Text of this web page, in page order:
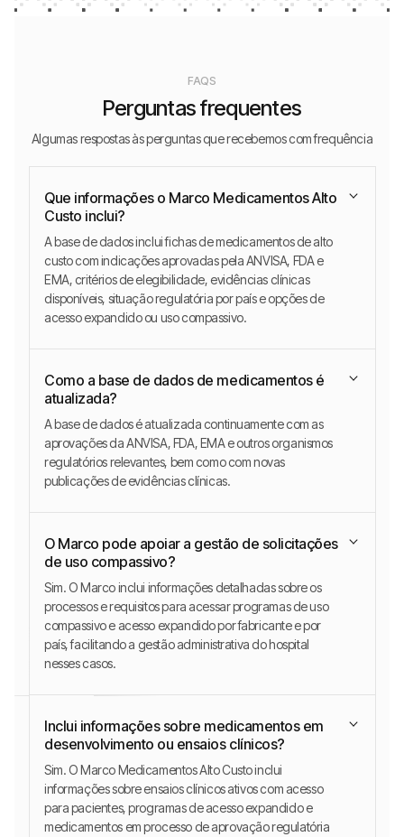
FAQS
Perguntas frequentes
Algumas respostas às perguntas que recebemos com frequência
Que informações o Marco Medicamentos Alto
Custo inclui?
A base de dados inclui fichas de medicamentos de alto
custo com indicações aprovadas pela ANVISA, FDA e
EMA, critérios de elegibilidade, evidências clínicas
disponíveis, situação regulatória por país e opções de
acesso expandido ou uso compassivo.
Como a base de dados de medicamentos é
atualizada?
A base de dados é atualizada continuamente com as
aprovações da ANVISA, FDA, EMA e outros organismos
regulatórios relevantes, bem como com novas
publicações de evidências clínicas.
O Marco pode apoiar a gestão de solicitações
de uso compassivo?
Sim. O Marco inclui informações detalhadas sobre os
processos e requisitos para acessar programas de uso
compassivo e acesso expandido por fabricante e por
país, facilitando a gestão administrativa do hospital
nesses casos.
Inclui informações sobre medicamentos em
desenvolvimento ou ensaios clínicos?
Sim. O Marco Medicamentos Alto Custo inclui
informações sobre ensaios clínicos ativos com acesso
para pacientes, programas de acesso expandido e
medicamentos em processo de aprovação regulatória